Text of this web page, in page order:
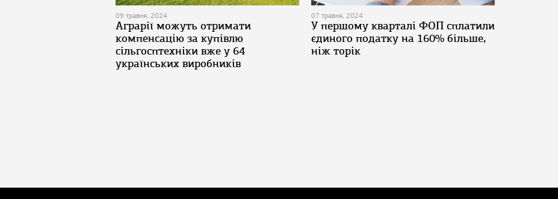
09 травня, 2024
Аграрії можуть отримати
компенсацію за купівлю
сільгосптехніки вже у 64
українських виробників
07 травня, 2024
У першому кварталі ФОП сплатили
єдиного податку на 160% більше,
ніж торік